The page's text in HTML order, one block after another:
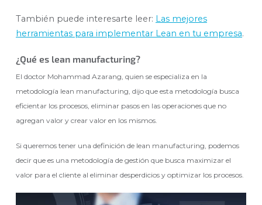
También puede interesarte leer: Las mejores
herramientas para implementar Lean en tu empresa.
¿Qué es lean manufacturing?
El doctor Mohammad Azarang, quien se especializa en la
metodología lean manufacturing, dijo que esta metodología busca
eficientar los procesos, eliminar pasos en las operaciones que no
agregan valor y crear valor en los mismos.
Si queremos tener una definición de lean manufacturing, podemos
decir que es una metodología de gestión que busca maximizar el
valor para el cliente al eliminar desperdicios y optimizar los procesos.